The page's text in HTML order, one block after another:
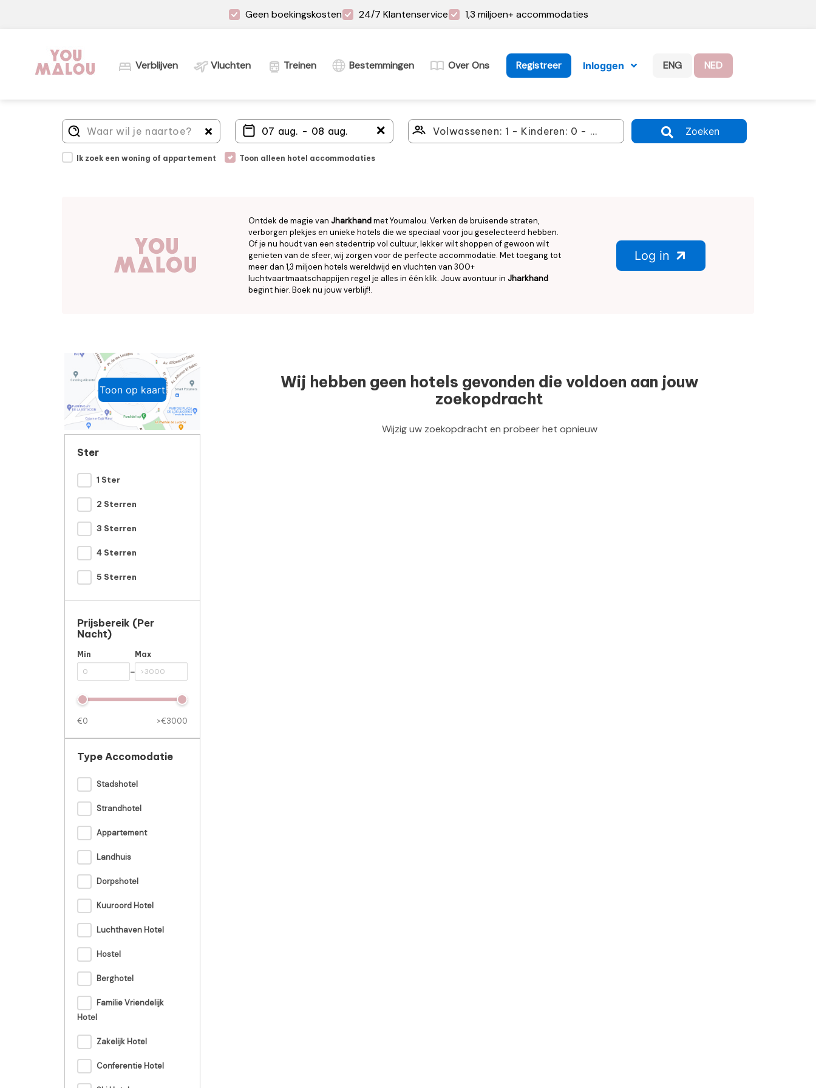
Geen boekingskosten 24/7 Klantenservice 1,3 miljoen+ accommodaties
Verblijven Vluchten Treinen Bestemmingen Over Ons Registreer Inloggen ENG NED
＋ Zoeken
Ik zoek een woning of appartement Toon alleen hotel accommodaties
Ontdek de magie van Jharkhandmet Youmalou. Verken de bruisende straten,
verborgen plekjes en unieke hotels die we speciaal voor jou geselecteerd hebben.
Of je nu houdt van een stedentrip vol cultuur, lekker wilt shoppen of gewoon wilt
genieten van de sfeer, wij zorgen voor de perfecte accommodatie. Met toegang tot
meer dan 1,3 miljoen hotels wereldwijd en vluchten van 300+
luchtvaartmaatschappijen regel je alles in één klik. Jouw avontuur in Jharkhand
begint hier. Boek nu jouw verblijf!.
Log in
Wij hebben geen hotels gevonden die voldoen aan jouw
zoekopdracht
Wijzig uw zoekopdracht en probeer het opnieuw
Toon op kaart
Ster
1 Ster
2 Sterren
3 Sterren
4 Sterren
5 Sterren
Prijsbereik (per
Nacht)
Min
-
Max
€0 >€3000
Type Accomodatie
Stadshotel
Strandhotel
Appartement
Landhuis
Dorpshotel
Kuuroord Hotel
Luchthaven Hotel
Hostel
Berghotel
Familie Vriendelijk
Hotel
Zakelijk Hotel
Conferentie Hotel